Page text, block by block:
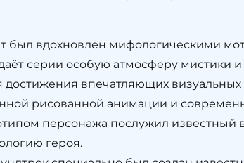
был вдохновлён мифологическими
серии особую атмосферу мистики и
достижения впечатляющих визуальных
рисованной анимации и
персонажа послужил известный
героя.